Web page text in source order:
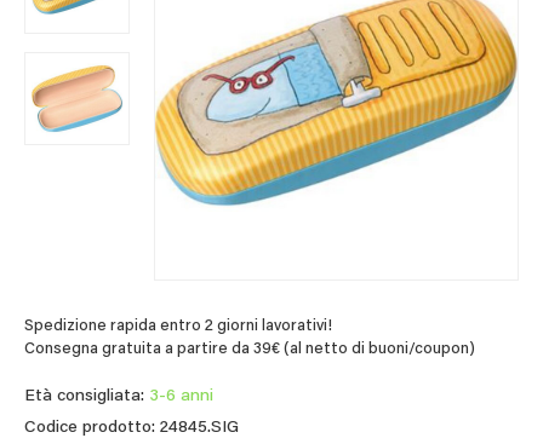
Spedizione rapida entro 2 giorni lavorativi!
Consegna gratuita a partire da 39€ (al netto di buoni/coupon)
Età consigliata: 3-6 anni
Codice prodotto: 24845.SIG